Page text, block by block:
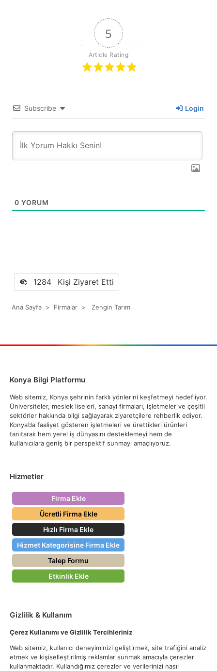
5
Article Rating
Subscribe Login
0 YORUM
1284 Kişi Ziyaret Etti
Ana Sayfa > Firmalar > Zengin Tarım
Konya Bilgi Platformu
Web sitemiz, Konya şehrinin farklı yönlerini keşfetmeyi hedefliyor.
Üniversiteler, meslek liseleri, sanayi firmaları, işletmeler ve çeşitli
sektörler hakkında bilgi sağlayarak ziyaretçilere rehberlik ediyor.
Konya’da faaliyet gösteren işletmeleri ve ürettikleri ürünleri
tanıtarak hem yerel iş dünyasını desteklemeyi hem de
kullanıcılara geniş bir perspektif sunmayı amaçlıyoruz.
Hizmetler
Firma Ekle
Ücretli Firma Ekle
Hızlı Firma Ekle
Hizmet Kategorisine Firma Ekle
Talep Formu
Etkinlik Ekle
Gizlilik & Kullanım
Çerez Kullanımı ve Gizlilik Tercihleriniz
Web sitemiz, kullanıcı deneyiminizi geliştirmek, site trafiğini analiz
etmek ve kişiselleştirilmiş reklamlar sunmak amacıyla çerezler
kullanmaktadır. Kullandığımız çerezler ve verilerinizi nasıl